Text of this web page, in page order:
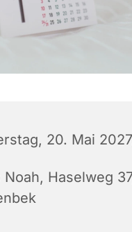
20. Mai
Noah, Haselweg